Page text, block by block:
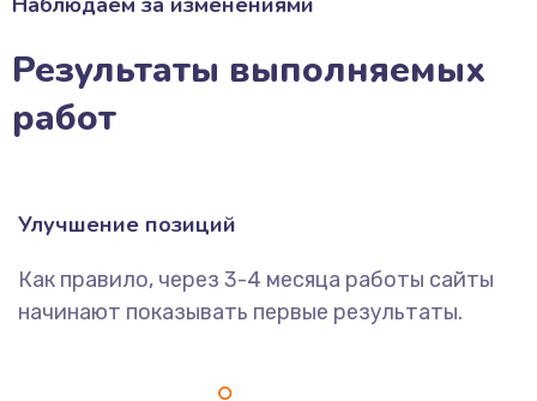
Результаты выполняемых
работ
Улучшение позиций
Как правило, через 3-4 месяца работы сайты
начинают показывать первые результаты.